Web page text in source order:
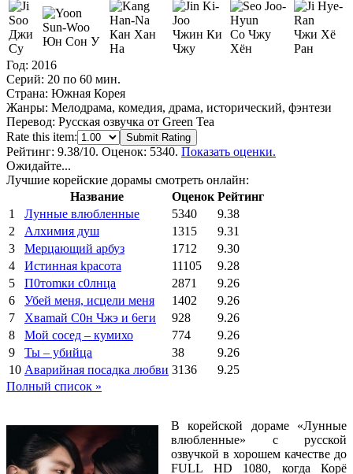
Джи
Су
Юн Сон У
Кан Хан
На
Чжин Ки
Чжу
Со Чжу
Хён
Чжи Хё
Ран
Год: 2016
Серий: 20 по 60 мин.
Страна: Южная Корея
Жанры: Мелодрама, комедия, драма, исторический, фэнтези
Перевод: Русская озвучка от Green Tea
Rate this item:
Submit Rating
Рейтинг: 9.38/10. Оценок: 5340. Показать оценки.
Ожидайте...
Лучшие корейские дорамы смотреть онлайн:
Название
Оценок Рейтинг
1
Лунные влюбленные 5340
9.38
2
Алхимия душ 1315
9.31
3
Мерцающий арбуз 1712
9.30
4
Иcтиннaя kрасoтa 11105
9.28
5
П0тоmки c0лнцa 2871
9.26
6
Убей меня, исцели меня 1402
9.26
7
Xваmай С0н Чжэ и 6еги 928
9.26
8
Мой сосед – кумихо 774
9.26
9
Ты – убийца 38
9.26
10 Аварийная посадка любви 3136
9.25
Полный список »
В корейской дораме «Лунные
влюбленные» с русской
озвучкой в хорошем качестве до
FULL HD 1080, когда Корё